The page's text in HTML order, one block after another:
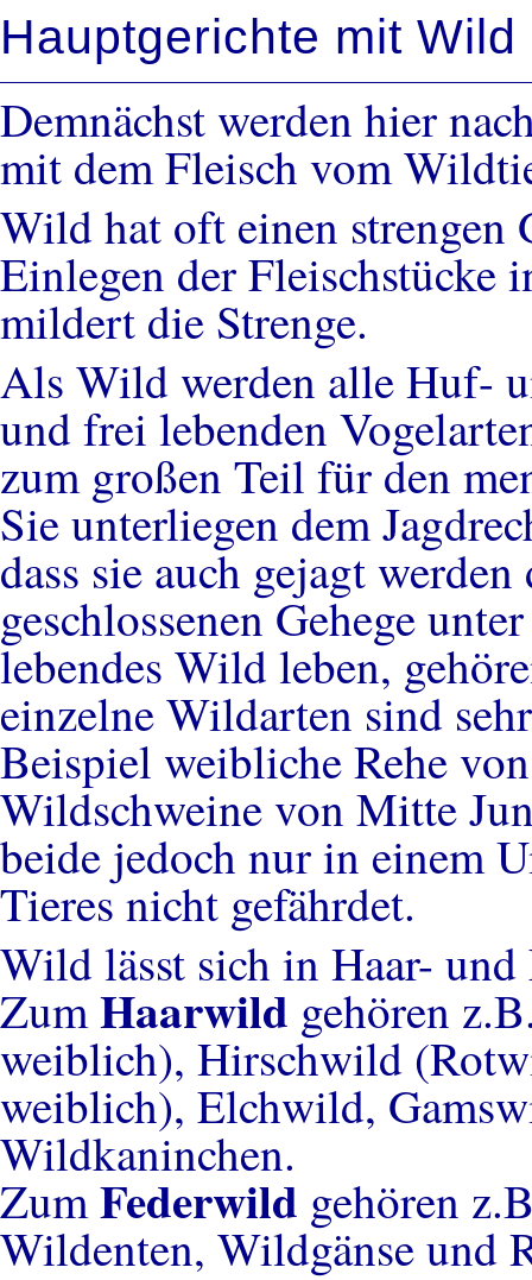
Hauptgerichte mit Wild
Demnächst werden hier
mit dem Fleisch vom
Wild hat oft einen strengen
Einlegen der Fleischstücke
mildert die Strenge.
Als Wild werden alle Huf-
und frei lebenden
zum großen Teil für den
Sie unterliegen dem
dass sie auch gejagt
geschlossenen Gehege
lebendes Wild leben,
einzelne Wildarten sind
Beispiel weibliche Rehe
Wildschweine von Mitte
beide jedoch nur in einem
Tieres nicht gefährdet.
Wild lässt sich in Haar-
ZumHaarwild gehören
weiblich), Hirschwild
weiblich), Elchwild,
Wildkaninchen.
ZumFederwild gehören
Wildenten, Wildgänse und